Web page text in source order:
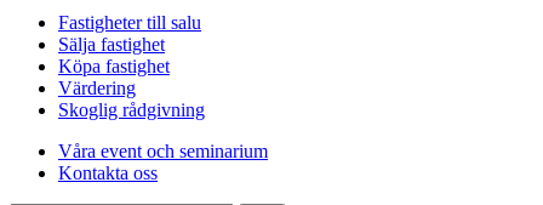
Fastigheter till salu
Sälja fastighet
Köpa fastighet
Värdering
Skoglig rådgivning
Våra event och seminarium
Kontakta oss